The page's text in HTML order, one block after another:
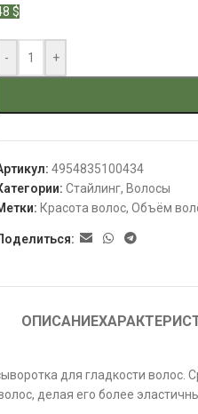
$
- +
4954835100434
Стайлинг, Волосы
Красота волос, Объём
ОПИСАНИЕ
для гладкости
делая его более